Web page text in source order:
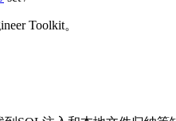
Toolkit。